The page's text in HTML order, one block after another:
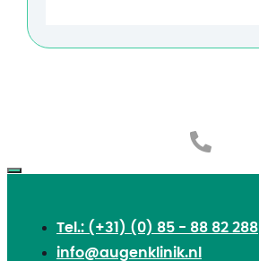
Tel.: (+31) (0) 85 - 88 82 288
info@augenklinik.nl